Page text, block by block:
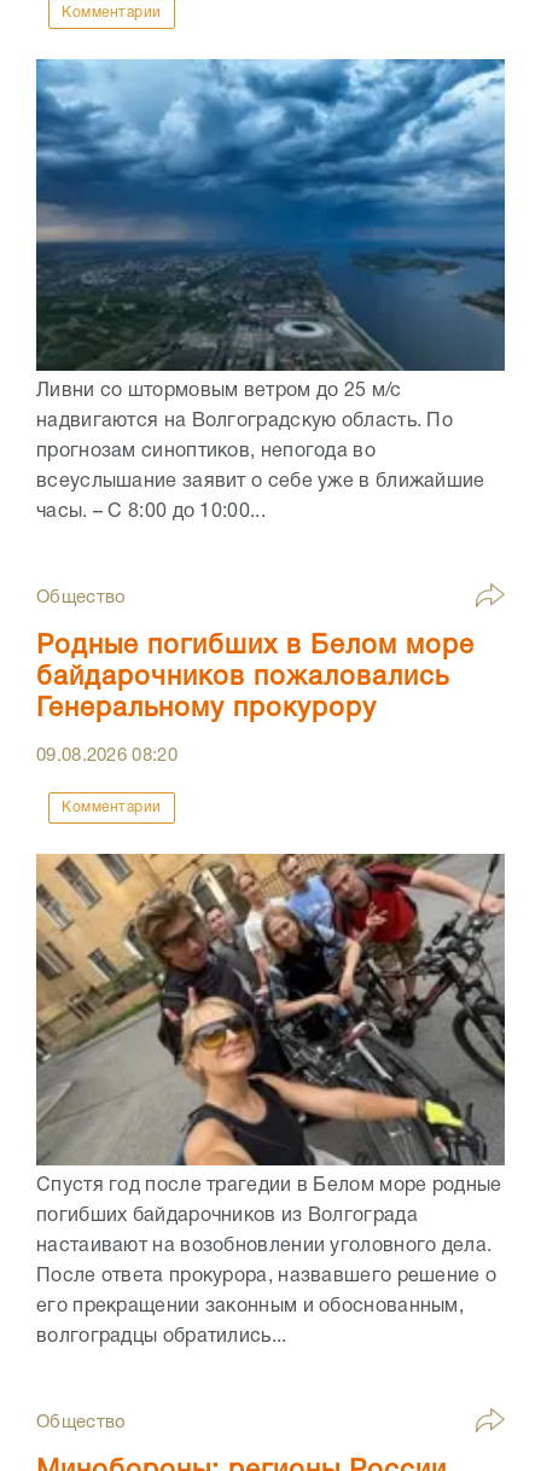
Комментарии
Ливни со штормовым ветром до 25 м/с
надвигаются на Волгоградскую область. По
прогнозам синоптиков, непогода во
всеуслышание заявит о себе уже в ближайшие
часы. – С 8:00 до 10:00...
Общество
Родные погибших в Белом море
байдарочников пожаловались
Генеральному прокурору
09.08.202608:20
Комментарии
Спустя год после трагедии в Белом море родные
погибших байдарочников из Волгограда
настаивают на возобновлении уголовного дела.
После ответа прокурора, назвавшего решение о
его прекращении законным и обоснованным,
волгоградцы обратились...
Общество